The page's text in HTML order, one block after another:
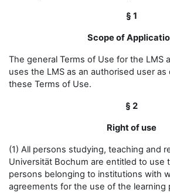
§ 1
Scope of
The general Terms of Use for the LMS
uses the LMS as an authorised user
these Terms of Use.
§ 2
Right of use
(1) All persons studying, teaching and
Universität Bochum are entitled to use
persons belonging to institutions with
agreements for the use of the learning